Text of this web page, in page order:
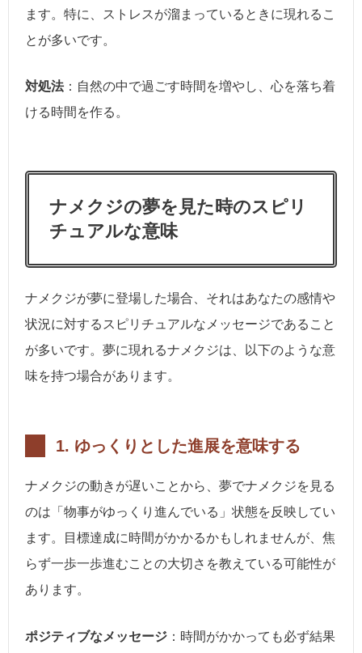
ます。特に、ストレスが溜まっているときに現れるこ
とが多いです。
対処法：自然の中で過ごす時間を増やし、心を落ち着
ける時間を作る。
ナメクジの夢を見た時のスピリ
チュアルな意味
ナメクジが夢に登場した場合、それはあなたの感情や
状況に対するスピリチュアルなメッセージであること
が多いです。夢に現れるナメクジは、以下のような意
味を持つ場合があります。
1. ゆっくりとした進展を意味する
ナメクジの動きが遅いことから、夢でナメクジを見る
のは「物事がゆっくり進んでいる」状態を反映してい
ます。目標達成に時間がかかるかもしれませんが、焦
らず一歩一歩進むことの大切さを教えている可能性が
あります。
ポジティブなメッセージ ：時間がかかっても必ず結果